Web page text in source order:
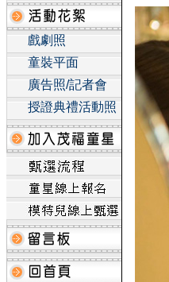
戲劇照
童裝平面
廣告照/記者會
授證典禮活動照